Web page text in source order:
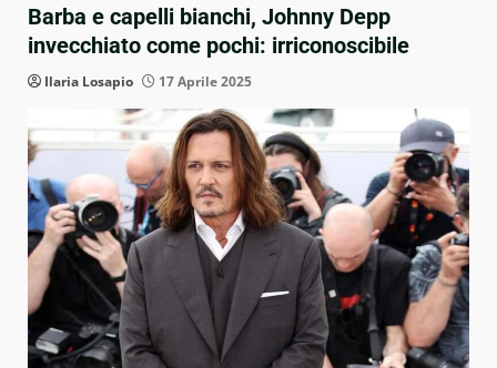
Barba e capelli bianchi, Johnny Depp
invecchiato come pochi: irriconoscibile
Ilaria Losapio 17 Aprile 2025